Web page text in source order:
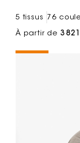
5 tissus 76
À partir de 3